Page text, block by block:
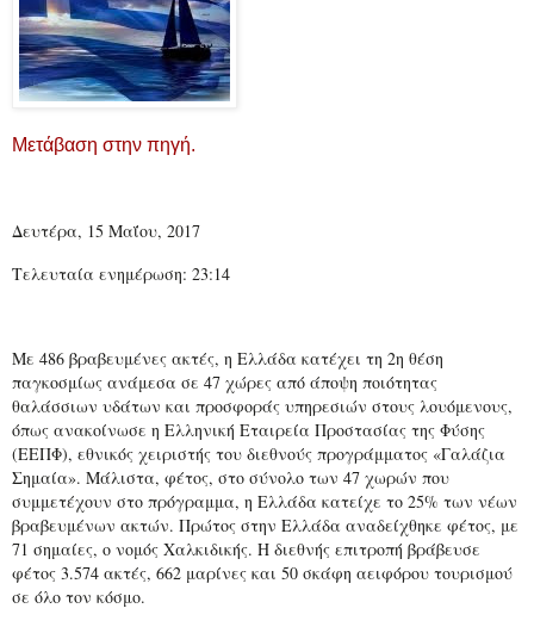
Μετάβαση στην πηγή.
Δευτέρα, 15 Μαΐου, 2017
Τελευταία ενημέρωση: 23:14
Με 486 βραβευμένες ακτές, η Ελλάδα κατέχει τη 2η θέση
παγκοσμίως ανάμεσα σε 47 χώρες από άποψη ποιότητας
θαλάσσιων υδάτων και προσφοράς υπηρεσιών στους λουόμενους,
όπως ανακοίνωσε η Ελληνική Εταιρεία Προστασίας της Φύσης
(ΕΕΠΦ), εθνικός χειριστής του διεθνούς προγράμματος «Γαλάζια
Σημαία». Μάλιστα, φέτος, στο σύνολο των 47 χωρών που
συμμετέχουν στο πρόγραμμα, η Ελλάδα κατείχε το 25% των νέων
βραβευμένων ακτών. Πρώτος στην Ελλάδα αναδείχθηκε φέτος, με
71 σημαίες, ο νομός Χαλκιδικής. Η διεθνής επιτροπή βράβευσε
φέτος 3.574 ακτές, 662 μαρίνες και 50 σκάφη αειφόρου τουρισμού
σε όλο τον κόσμο.